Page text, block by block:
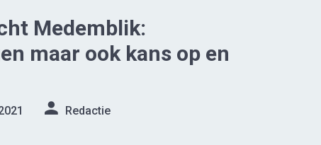
Medemblik:
maar ook kans op en
Redactie